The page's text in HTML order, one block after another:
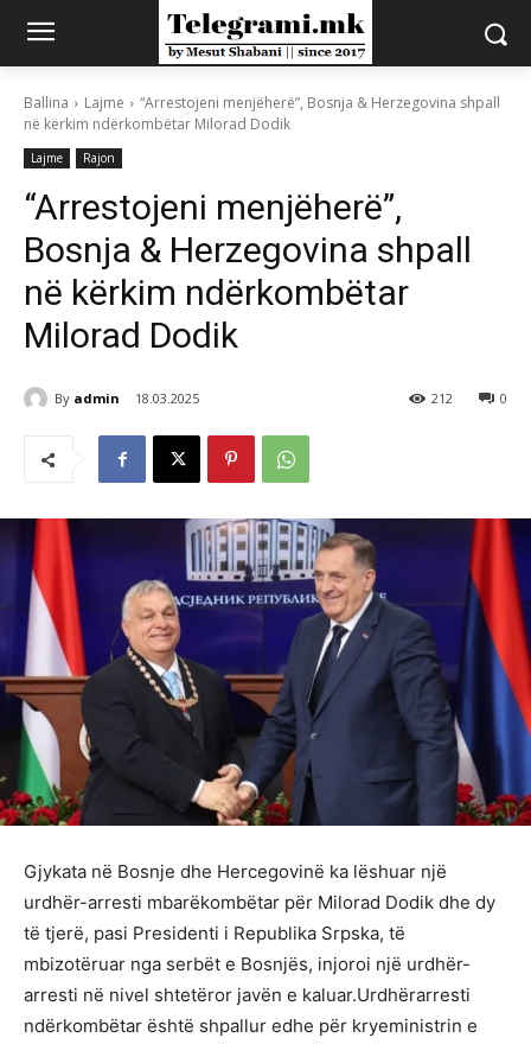
Ballina Lajme
“Arrestojeni menjëherë”, Bosnja & Herzegovina shpall
në kërkim ndërkombëtar Milorad Dodik
Lajme Rajon
“Arrestojeni menjëherë”,
Bosnja & Herzegovina shpall
në kërkim ndërkombëtar
Milorad Dodik
By admin 18.03.2025 0
212
Gjykata në Bosnje dhe Hercegovinë ka lëshuar një
urdhër-arresti mbarëkombëtar për Milorad Dodik dhe dy
të tjerë, pasi Presidenti i Republika Srpska, të
mbizotëruar nga serbët e Bosnjës, injoroi një urdhër-
arresti në nivel shtetëror javën e kaluar.Urdhërarresti
ndërkombëtar është shpallur edhe për kryeministrin e